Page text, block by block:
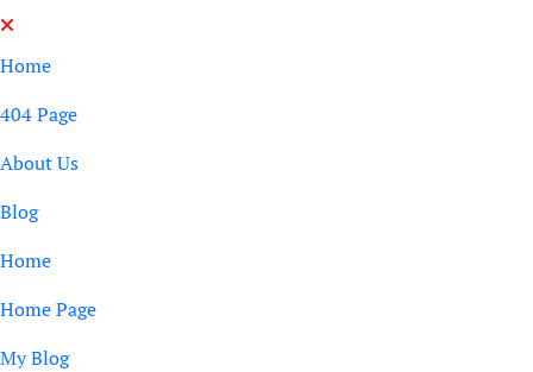
Skip
to
Home
404 Page
About Us
Blog
Home
Home Page
My Blog